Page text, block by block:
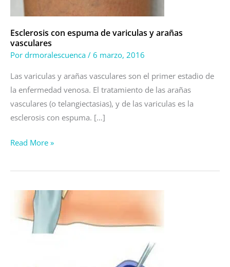
Esclerosis con espuma de variculas y arañas
vasculares
Por drmoralescuenca / 6 marzo, 2016
Las variculas y arañas vasculares son el primer estadio de
la enfermedad venosa. El tratamiento de las arañas
vasculares (o telangiectasias), y de las variculas es la
esclerosis con espuma. […]
arañas
vasculares
Read More »
Tratamiento
varices